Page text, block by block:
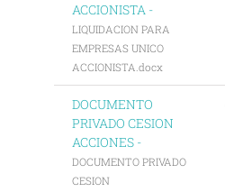
ACCIONISTA -
LIQUIDACION PARA
EMPRESAS UNICO
ACCIONISTA.docx
DOCUMENTO
PRIVADO CESION
ACCIONES -
DOCUMENTO PRIVADO
CESION